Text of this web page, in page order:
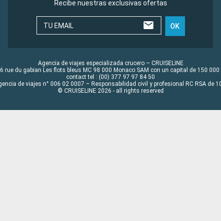
Recibe nuestras exclusivas ofertas
TU EMAIL OK
Agencia de viajes especializada crucero – CRUISELINE
rue du gabian Les flots bleus MC 98 000 Monaco SAM con un capital de 150 000
contact tel : (00) 377 97 97 84 50
de viajes n° 006 02 0007 – Responsabilidad civil y profesional RC RSA de
© CRUISELINE 2026 - all rights reserved